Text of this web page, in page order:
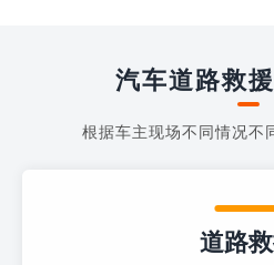
汽车道路救
根据车主现场不同情况不
道路